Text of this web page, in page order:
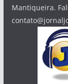
Mantiqueira.